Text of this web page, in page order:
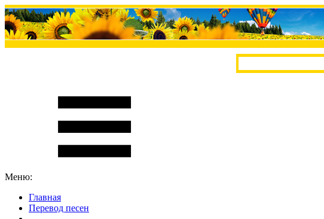
Меню:
Главная
Перевод песен